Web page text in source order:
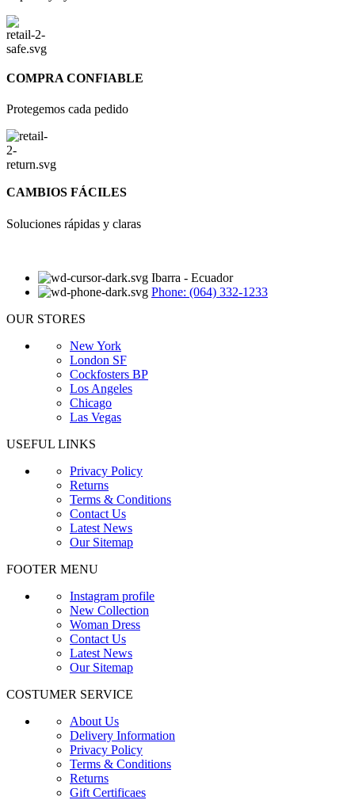
COMPRA CONFIABLE
Protegemos cada pedido
CAMBIOS FÁCILES
Soluciones rápidas y claras
Ibarra - Ecuador
Phone: (064) 332-1233
OUR STORES
New York
London SF
Cockfosters BP
Los Angeles
Chicago
Las Vegas
USEFUL LINKS
Privacy Policy
Returns
Terms & Conditions
Contact Us
Latest News
Our Sitemap
FOOTER MENU
Instagram profile
New Collection
Woman Dress
Contact Us
Latest News
Our Sitemap
COSTUMER SERVICE
About Us
Delivery Information
Privacy Policy
Terms & Conditions
Returns
Gift Certificaes